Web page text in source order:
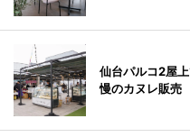
仙台パルコ2屋
慢のカヌレ販売